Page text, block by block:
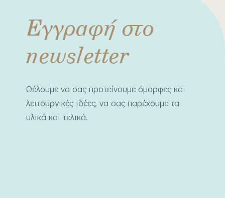
Εγγραφή στο
newsletter
Θέλουμε να σας προτείνουμε όμορφες και
λειτουργικές ιδέες, να σας παρέχουμε τα
υλικά και τελικά.